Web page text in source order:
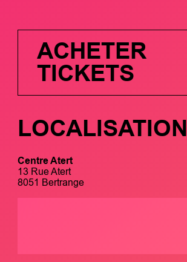
ACHETER
TICKETS
LOCALISATION
Centre Atert
13 Rue Atert
8051 Bertrange